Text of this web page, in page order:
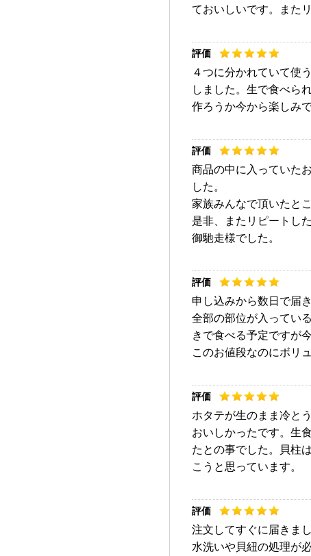
ておいしいです。また
４つに分かれていて使
しました。生で食べら
作ろうか今から楽しみで
商品の中に入っていた
した。
家族みんなで頂いたと
是非、またリピートし
御馳走様でした。
申し込みから数日で届き
全部の部位が入ってい
きで食べる予定ですが
このお値段なのにボリ
ホタテが生のまま冷と
おいしかったです。生
たとの事でした。貝柱
こうと思っています。
注文してすぐに届きまし
水洗いや貝紐の処理が